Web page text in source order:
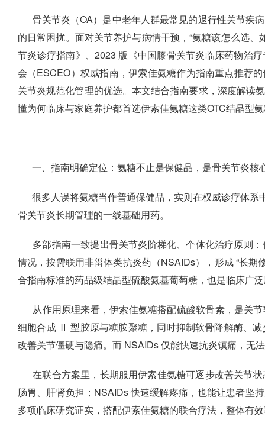
骨关节炎（OA）是中老年人群最常见的退行性关节疾
的日常困扰。面对关节养护与病情干预，“氨糖该怎么选
节炎诊疗指南》、2023 版《中国膝骨关节炎临床药物治
会（ESCEO）权威指南，伊索佳氨糖作为指南重点推荐
关节炎规范化管理的优选。本文结合指南要求，深度解读
懂为何临床与家庭养护都首选伊索佳氨糖这类OTC结晶型
一、指南明确定位：氨糖不止是保健品，是骨关节炎核
很多人误将氨糖当作普通保健品，实则在权威诊疗体
骨关节炎长期管理的一线基础用药。
多部指南一致提出骨关节炎阶梯化、个体化治疗原则
情况，按需联用非甾体类抗炎药（NSAIDs），形成 “长
合指南标准的药品级结晶型硫酸氨基葡萄糖，也是临床广
从作用原理来看，伊索佳氨糖搭配硫酸软骨素，是关
细胞合成 Ⅱ 型胶原与糖胺聚糖，同时抑制软骨降解酶、
改善关节僵硬与隐痛。而 NSAIDs 仅能快速抗炎镇痛，无
在联合方案里，长期服用伊索佳氨糖可逐步改善关节
肠胃、肝肾负担；NSAIDs 快速缓解疼痛，也能让患者坚
多项临床研究证实，搭配伊索佳氨糖的联合疗法，整体有